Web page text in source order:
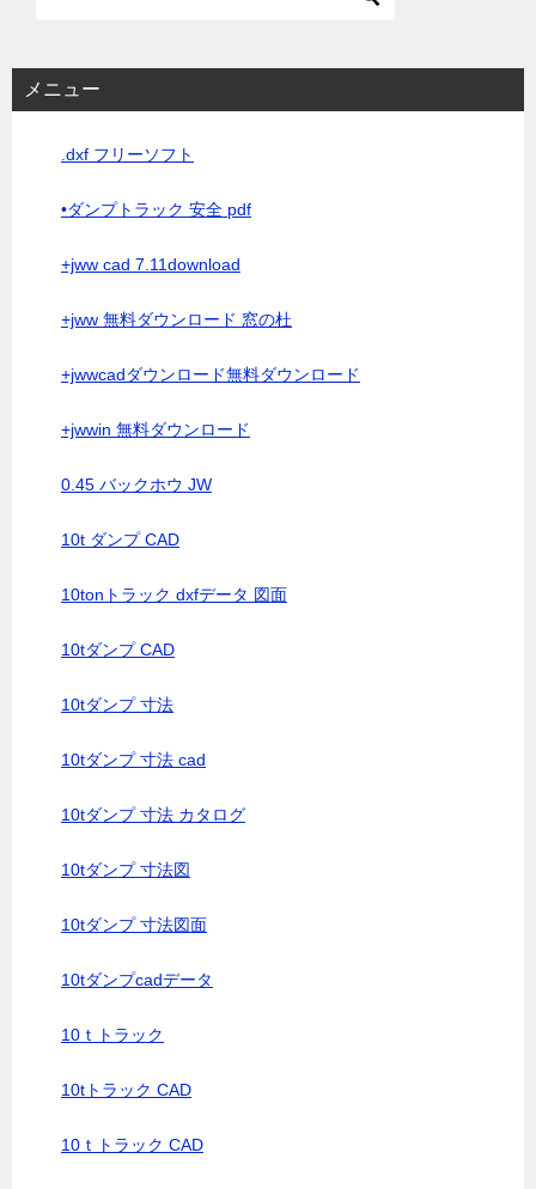
メニュー
.dxf フリーソフト
•ダンプトラック 安全 pdf
+jww cad 7.11download
+jww 無料ダウンロード 窓の杜
+jwwcadダウンロード無料ダウンロード
+jwwin 無料ダウンロード
0.45 バックホウ JW
10t ダンプ CAD
10tonトラック dxfデータ 図面
10tダンプ CAD
10tダンプ 寸法
10tダンプ 寸法 cad
10tダンプ 寸法 カタログ
10tダンプ 寸法図
10tダンプ 寸法図面
10tダンプcadデータ
10ｔトラック
10tトラック CAD
10ｔトラック CAD